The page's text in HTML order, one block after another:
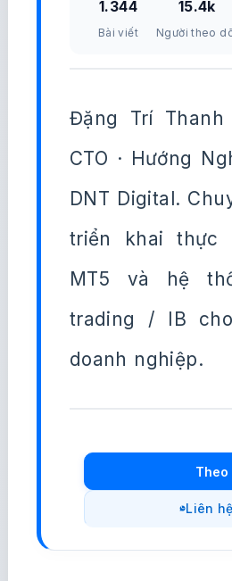
1.344
Bài viết
15.4k
Người theo
Đặng Trí
CTO · Hướng
DNT Digital.
triển khai thực
MT5 và hệ
trading / IB
doanh nghiệp.
Theo
Liên